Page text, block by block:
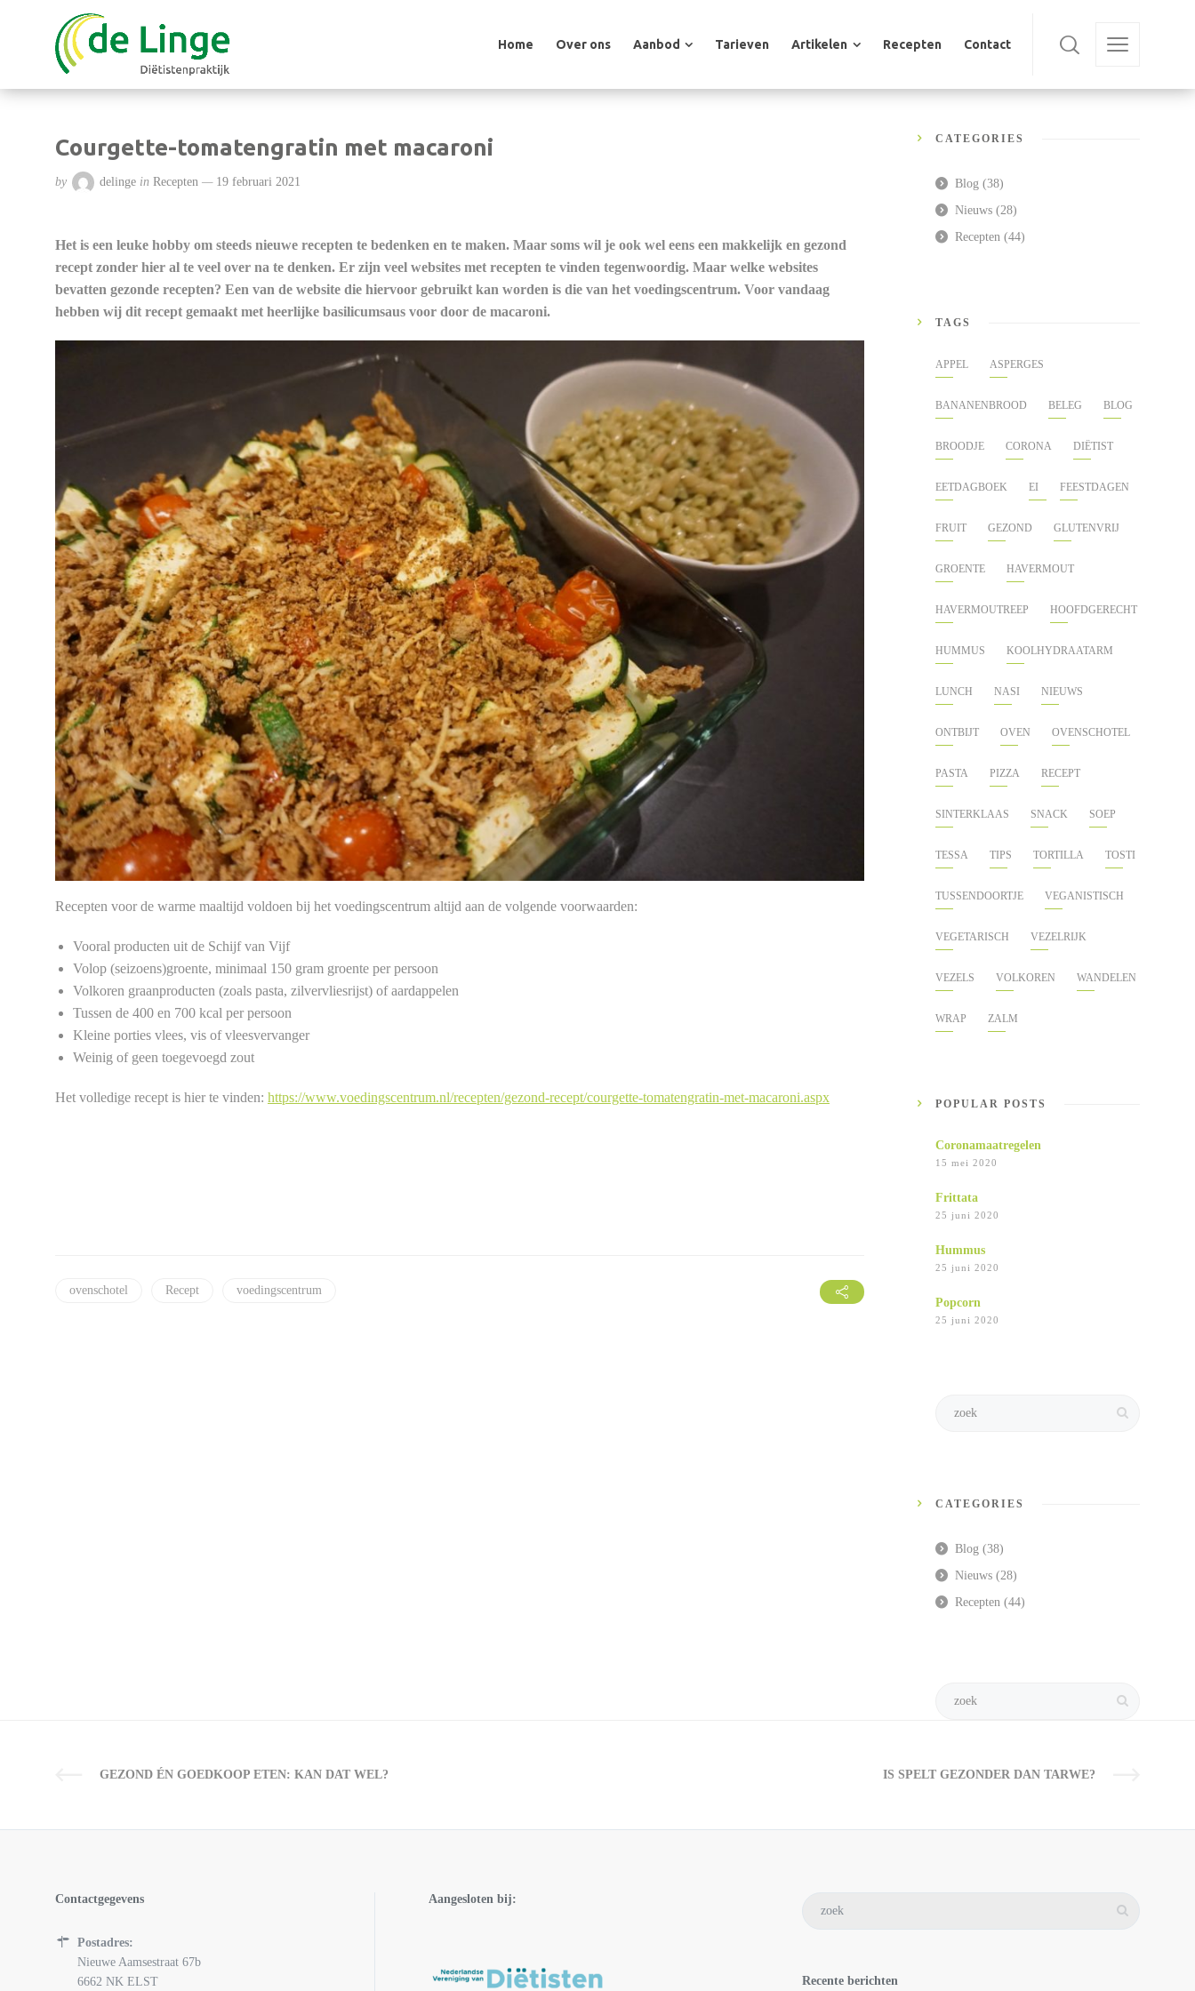
Home Over ons Aanbod Tarieven Artikelen Recepten Contact
Courgette-tomatengratin met macaroni
by delinge in Recepten 19 februari 2021
Het is een leuke hobby om steeds nieuwe recepten te bedenken en te maken. Maar soms wil je ook wel eens een makkelijk en gezond
recept zonder hier al te veel over na te denken. Er zijn veel websites met recepten te vinden tegenwoordig. Maar welke websites
bevatten gezonde recepten? Een van de website die hiervoor gebruikt kan worden is die van het voedingscentrum. Voor vandaag
hebben wij dit recept gemaakt met heerlijke basilicumsaus voor door de macaroni.
Recepten voor de warme maaltijd voldoen bij het voedingscentrum altijd aan de volgende voorwaarden:
Vooral producten uit de Schijf van Vijf
Volop (seizoens)groente, minimaal 150 gram groente per persoon
Volkoren graanproducten (zoals pasta, zilvervliesrijst) of aardappelen
Tussen de 400 en 700 kcal per persoon
Kleine porties vlees, vis of vleesvervanger
Weinig of geen toegevoegd zout
Het volledige recept is hier te vinden: https://www.voedingscentrum.nl/recepten/gezond-recept/courgette-tomatengratin-met-macaroni.aspx
ovenschotel Recept voedingscentrum
CATEGORIES
Blog (38)
Nieuws (28)
Recepten (44)
TAGS
APPEL ASPERGES
BANANENBROOD BELEG BLOG
BROODJE CORONA DIËTIST
EETDAGBOEK EI FEESTDAGEN
FRUIT GEZOND GLUTENVRIJ
GROENTE HAVERMOUT
HAVERMOUTREEP HOOFDGERECHT
HUMMUS KOOLHYDRAATARM
LUNCH NASI NIEUWS
ONTBIJT OVEN OVENSCHOTEL
PASTA PIZZA RECEPT
SINTERKLAAS SNACK SOEP
TESSA TIPS TORTILLA TOSTI
TUSSENDOORTJE VEGANISTISCH
VEGETARISCH VEZELRIJK
VEZELS VOLKOREN WANDELEN
WRAP ZALM
POPULAR POSTS
Coronamaatregelen
15 mei 2020
Frittata
25 juni 2020
Hummus
25 juni 2020
Popcorn
25 juni 2020
CATEGORIES
Blog (38)
Nieuws (28)
Recepten (44)
GEZOND ÉN GOEDKOOP ETEN: KAN DAT WEL? IS SPELT GEZONDER DAN TARWE?
Contactgegevens
Postadres:
Nieuwe Aamsestraat 67b
6662 NK ELST
Aangesloten bij:
Recente berichten